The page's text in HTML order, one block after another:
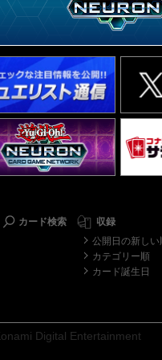
カード検索
収録
公開日の新しい
カテゴリー順
カード誕生日
Digital Entertainment